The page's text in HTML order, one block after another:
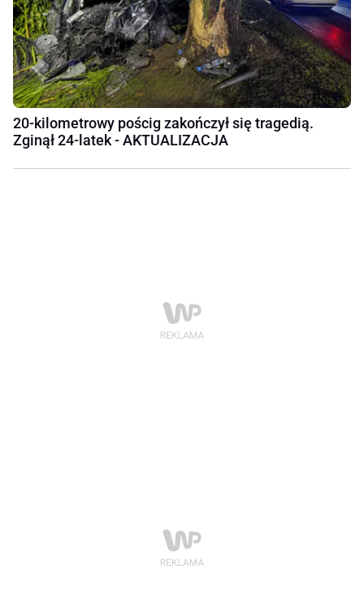
20-kilometrowy pościg zakończył się tragedią.
Zginął 24-latek - AKTUALIZACJA